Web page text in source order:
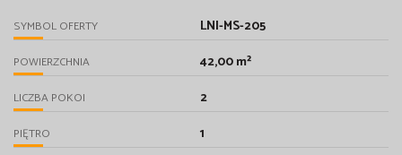
SYMBOL OFERTY LNI-MS-205
POWIERZCHNIA 42,00 m²
LICZBA POKOI 2
PIĘTRO 1